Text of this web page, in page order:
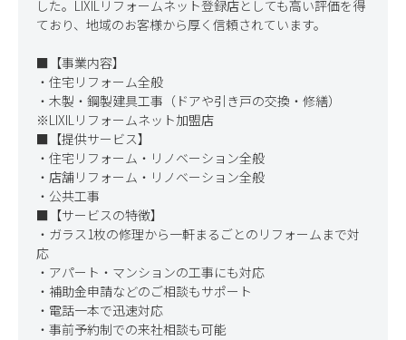
した。LIXILリフォームネット登録店としても高い評価を得
ており、地域のお客様から厚く信頼されています。
■【事業内容】
・住宅リフォーム全般
・木製・鋼製建具工事（ドアや引き戸の交換・修繕）
※LIXILリフォームネット加盟店
■【提供サービス】
・住宅リフォーム・リノベーション全般
・店舗リフォーム・リノベーション全般
・公共工事
■【サービスの特徴】
・ガラス1枚の修理から一軒まるごとのリフォームまで対
応
・アパート・マンションの工事にも対応
・補助金申請などのご相談もサポート
・電話一本で迅速対応
・事前予約制での来社相談も可能